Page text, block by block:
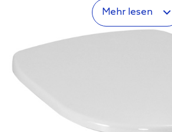
Mehr lesen